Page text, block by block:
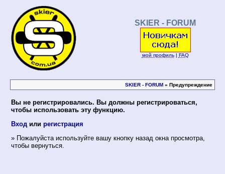
SKIER - FORUM
мой профиль| FAQ
SKIER - FORUM » Предупреждение
Вы не регистрировались. Вы должны регистрироваться,
чтобы использовать эту функцию.
Вход или регистрация
» Пожалуйста используйте вашу кнопку назад окна просмотра,
чтобы вернуться.